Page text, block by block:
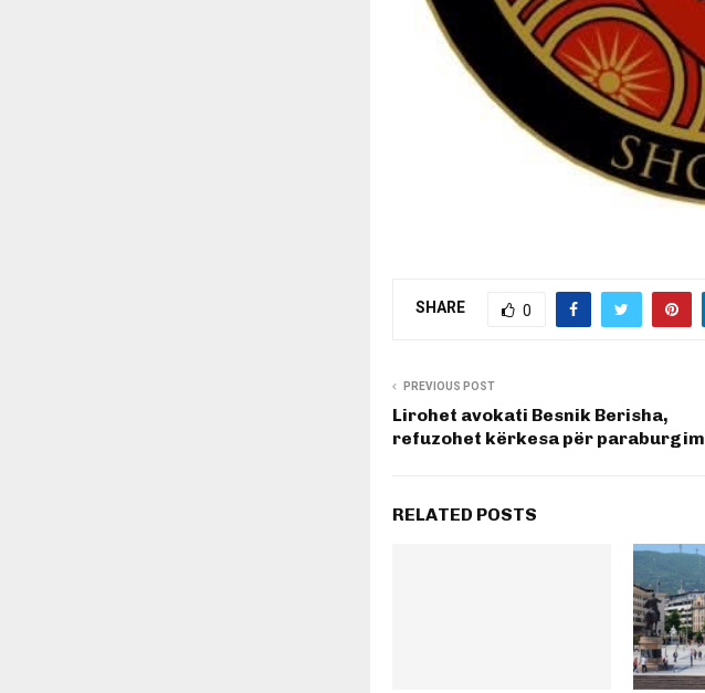
SHARE 0
PREVIOUS POST
Lirohet avokati Besnik Berisha,
refuzohet kërkesa për paraburgim
RELATED POSTS